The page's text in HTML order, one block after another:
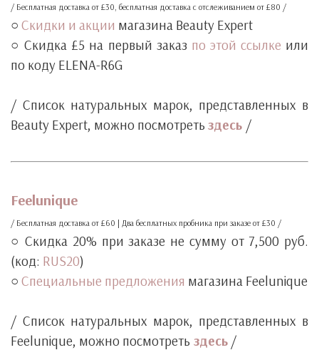
/ Бесплатная доставка от £30, бесплатная доставка с отслеживанием от £80 /
○ Скидки и акции магазина Beauty Expert
○ Скидка £5 на первый заказ по этой ссылке или
по коду ELENA-R6G
/ Список натуральных марок, представленных в
Beauty Expert, можно посмотреть здесь /
Feelunique
/ Бесплатная доставка от £60 | Два бесплатных пробника при заказе от £30 /
○ Скидка 20% при заказе не сумму от 7,500 руб.
(код: RUS20)
○ Специальные предложения магазина Feelunique
/ Список натуральных марок, представленных в
Feelunique, можно посмотреть здесь /